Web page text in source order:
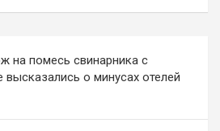
на помесь свинарника с
высказались о минусах отелей